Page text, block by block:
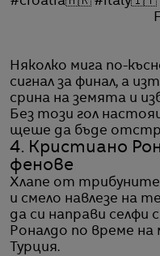
Няколко мига по-
сигнал за финал, а
срина на земята и
Без този гол
щеше да бъде
4. Кристиано
фенове
Хлапе от трибуните
и смело навлезе на
да си направи селфи
Роналдо по време на
Турция.